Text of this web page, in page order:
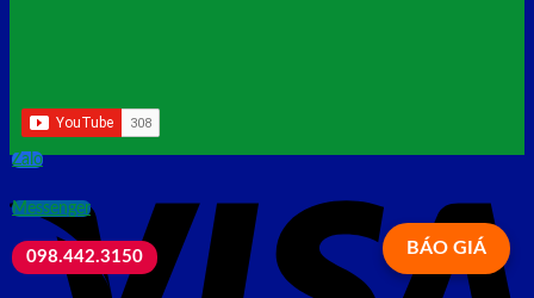
BÁO GIÁ
Messenger
Zalo
098.442.3150